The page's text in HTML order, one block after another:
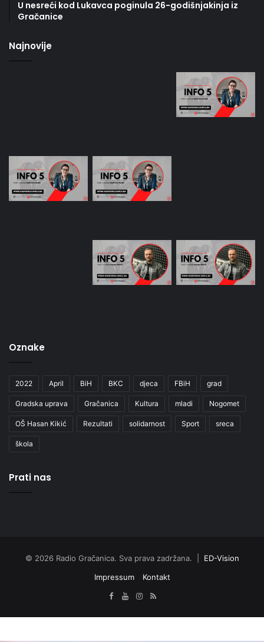
U nesreći kod Lukavca poginula 26-godišnjakinja iz
Gračanice
Najnovije
Oznake
2022 April BiH BKC djeca FBiH grad
Gradska uprava Gračanica Kultura mladi Nogomet
OŠ Hasan Kikić Rezultati solidarnost Sport sreca
škola
Prati nas
© 2026 Radio Gračanica. Sva prava zadržana. | ED-Vision
Impressum
Kontakt